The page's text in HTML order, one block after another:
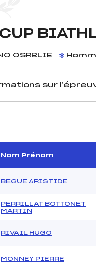
OSRBLIE
sur
:
:
appliquée :
Nom Prénom
BEGUE ARISTIDE
PERRILLAT BOTTONET
MARTIN
RIVAIL HUGO
MONNEY PIERRE